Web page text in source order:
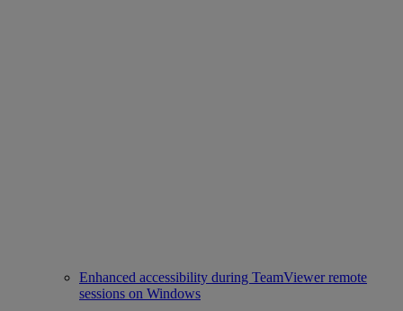
Enhanced accessibility during TeamViewer remote
sessions on Windows